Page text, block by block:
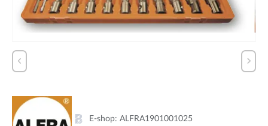
E-shop: ALFRA1901001025